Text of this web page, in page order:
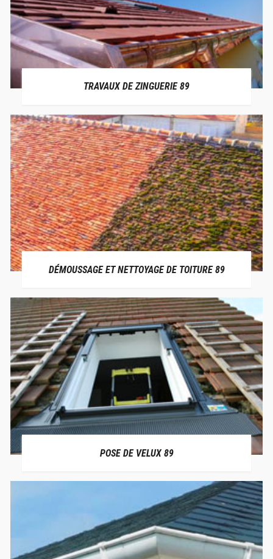
TRAVAUX DE ZINGUERIE 89
DÉMOUSSAGE ET NETTOYAGE DE TOITURE 89
POSE DE VELUX 89